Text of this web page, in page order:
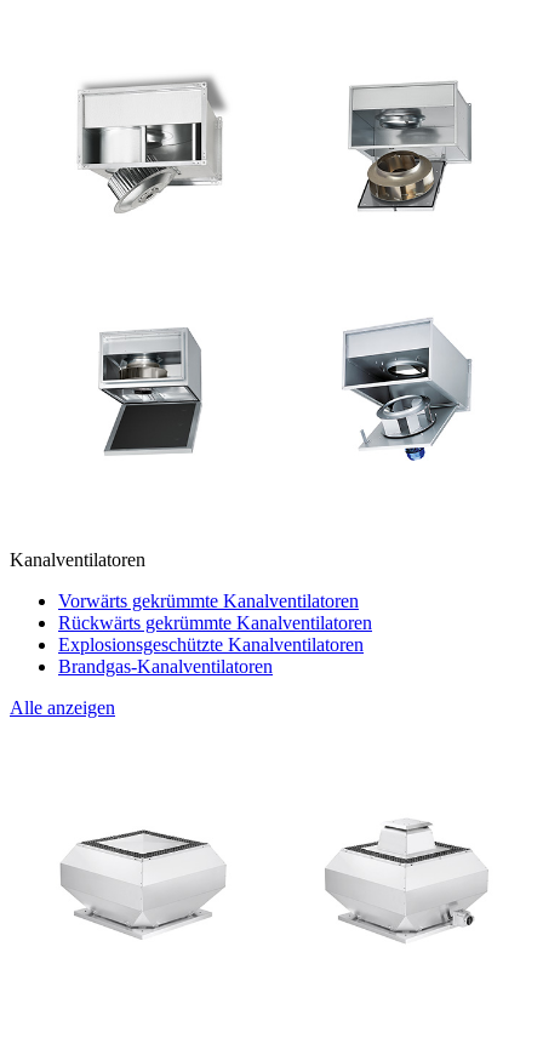
Kanalventilatoren
Vorwärts gekrümmte Kanalventilatoren
Rückwärts gekrümmte Kanalventilatoren
Explosionsgeschützte Kanalventilatoren
Brandgas-Kanalventilatoren
Alle anzeigen